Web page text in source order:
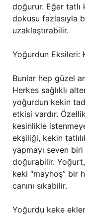
doğurur. Eğer
dokusu fazlasıyla
uzaklaştırabilir.
Yoğurdun Eksileri:
Bunlar hep güzel
Herkes sağlıklı
yoğurdun kekin
etkisi vardır.
kesinlikle
ekşiliği, kekin
yapmayı seven
doğurabilir.
keki “mayhoş” bir
canını sıkabilir.
Yoğurdu keke